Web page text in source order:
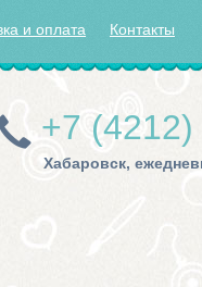
и оплата Контакты
+7 (4212)
Хабаровск,